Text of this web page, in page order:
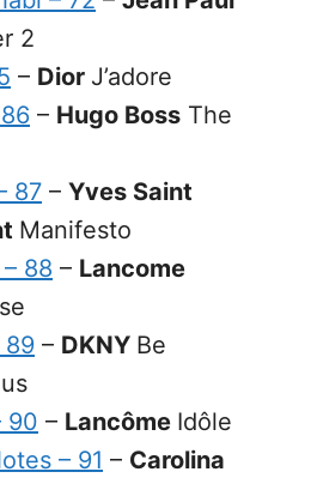
2
– Dior J’adore
– Hugo Boss The
87 – Yves Saint
Manifesto
88 – Lancome
89 – DKNY Be
90 – Lancôme Idôle
– 91 – Carolina